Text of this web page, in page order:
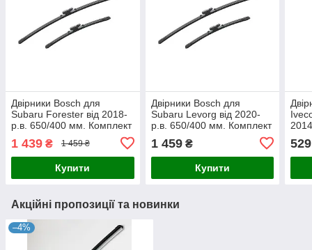
Двірники Bosch для
Subaru Forester від 2018-
р.в. 650/400 мм. Комплект
Aerotwin безкаркасних
1 439 ₴ 1 459 ₴
Купити
Двірники Bosch для
Subaru Levorg від 2020-
р.в. 650/400 мм. Комплект
Aerotwin безкаркасних
1 459₴
Купити
529
Акційні пропозиції та новинки
–4%